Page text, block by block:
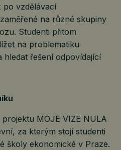
po vzdělávací
na různé skupiny
Studenti přitom
na problematiku
hledat řešení odpovídající
MOJE VIZE NULA
za kterým stojí studenti
školy ekonomické v Praze.